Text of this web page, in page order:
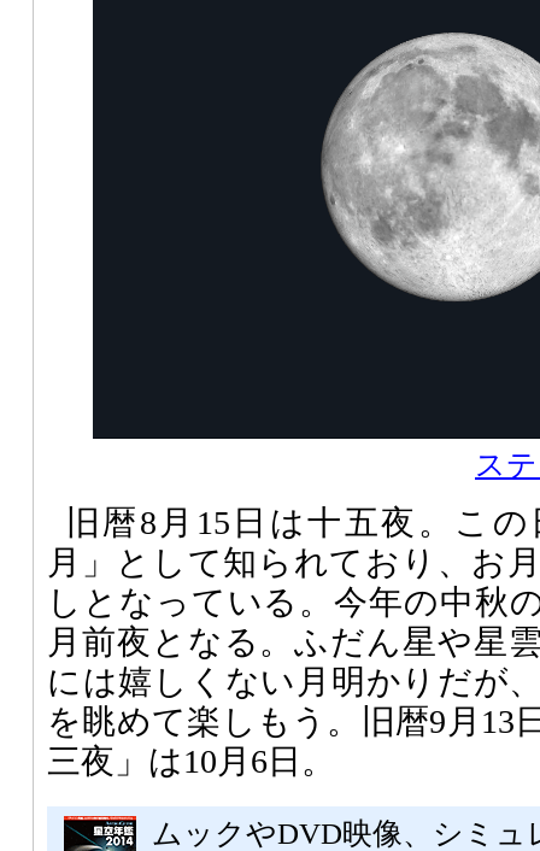
ス
旧暦8月15日は十五夜。こ
月」として知られており、お
しとなっている。今年の中秋
月前夜となる。ふだん星や星
には嬉しくない月明かりだが
を眺めて楽しもう。旧暦9月13
三夜」は10月6日。
ムックやDVD映像、シミュ